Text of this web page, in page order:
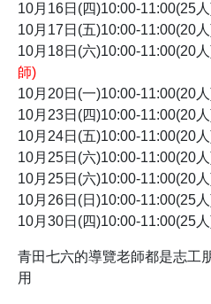
10月16日(四)10:00-11:00(25
10月17日(五)10:00-11:00(20
10月18日(六)10:00-11:00(20
師)
10月20日(一)10:00-11:00(20
10月23日(四)10:00-11:00(20
10月24日(五)10:00-11:00(20
10月25日(六)10:00-11:00(20
10月25日(六)10:00-11:00(20
10月26日(日)10:00-11:00(25
10月30日(四)10:00-11:00(25
青田七六的導覽老師都是志工
用